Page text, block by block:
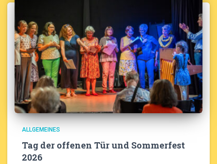
ALLGEMEINES
Tag der offenen Tür und Sommerfest
2026